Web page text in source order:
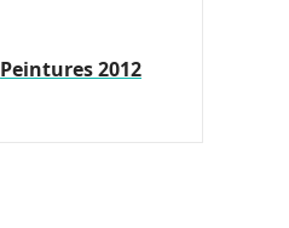
Peintures 2012